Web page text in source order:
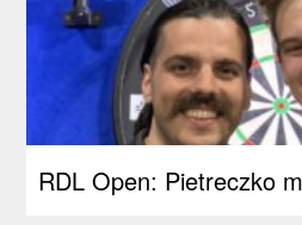
RDL Open: Pietreczko